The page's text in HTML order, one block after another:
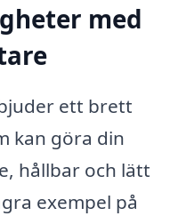
med
ett brett
kan göra din
hållbar och lätt
exempel på